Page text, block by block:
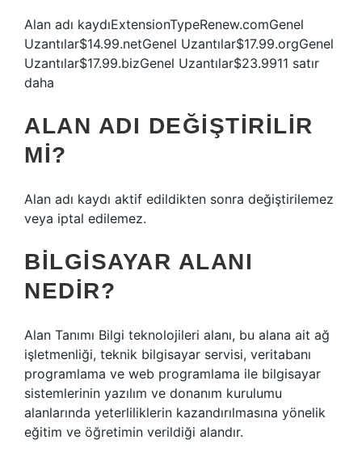
Alan adı kaydıExtensionTypeRenew.comGenel
Uzantılar$14.99.netGenel Uzantılar$17.99.orgGenel
Uzantılar$17.99.bizGenel Uzantılar$23.9911 satır
daha
ALAN ADI DEĞIŞTIRILIR
MI?
Alan adı kaydı aktif edildikten sonra değiştirilemez
veya iptal edilemez.
BILGISAYAR ALANI
NEDIR?
Alan Tanımı Bilgi teknolojileri alanı, bu alana ait ağ
işletmenliği, teknik bilgisayar servisi, veritabanı
programlama ve web programlama ile bilgisayar
sistemlerinin yazılım ve donanım kurulumu
alanlarında yeterliliklerin kazandırılmasına yönelik
eğitim ve öğretimin verildiği alandır.